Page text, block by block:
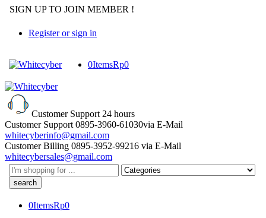
SIGN UP TO JOIN MEMBER !
Register or sign in
0ItemsRp0
Customer Support 24 hours
Customer Support 0895-3960-61030via E-Mail
whitecyberinfo@gmail.com
Customer Billing 0895-3952-99216 via E-Mail
whitecybersales@gmail.com
Search
here
0ItemsRp0